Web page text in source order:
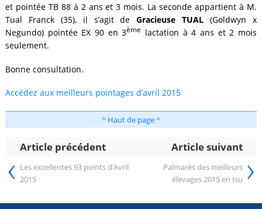
et pointée TB 88 à 2 ans et 3 mois. La seconde appartient à M.
Tual Franck (35), il s’agit deGracieuse TUAL (Goldwyn x
Negundo) pointée EX 90 en 3ème lactation à 4 ans et 2 mois
seulement.
Bonne consultation.
Accédez aux meilleurs pointages d’avril 2015
^ Haut de page ^
Article précédent Article suivant
‹ Les excellentes 93 points d’Avril
2015
Palmarès des meilleurs
élevages 2015 en Isu ›